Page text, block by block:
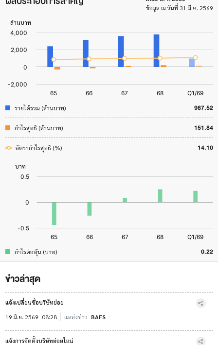
ข้อมูล ณ วันที่ 31 มี.ค. 2569
รายได้รวม (ล้านบาท) 987.52
กำไรสุทธิ (ล้านบาท) 151.84
อัตรากำไรสุทธิ (%) 14.10
กำไรต่อหุ้น (บาท) 0.22
ข่าวล่าสุด
แจ้งเปลี่ยนชื่อบริษัทย่อย
19 มิ.ย. 2569 08:28 แหล่งข่าว BAFS
แจ้งการจัดตั้งบริษัทย่อยใหม่